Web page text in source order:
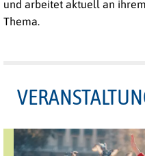
und arbeitet aktuell an
Thema.